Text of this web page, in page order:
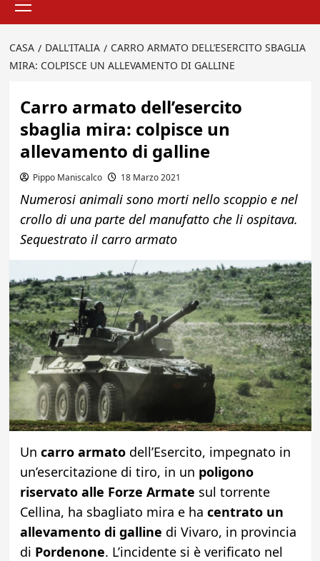
principale
CASA DALL'ITALIA
CARRO ARMATO DELL’ESERCITO SBAGLIA
MIRA: COLPISCE UN ALLEVAMENTO DI GALLINE
Carro armato dell’esercito
sbaglia mira: colpisce un
allevamento di galline
Pippo Maniscalco 18 Marzo 2021
Numerosi animali sono morti nello scoppio e nel
crollo di una parte del manufatto che li ospitava.
Sequestrato il carro armato
Un carro armatodell’Esercito, impegnato in
un’esercitazione di tiro, in un poligono
riservato alle Forze Armate sul torrente
Cellina, ha sbagliato mira e ha centrato un
allevamento di galline di Vivaro, in provincia
di Pordenone. L’incidente si è verificato nel